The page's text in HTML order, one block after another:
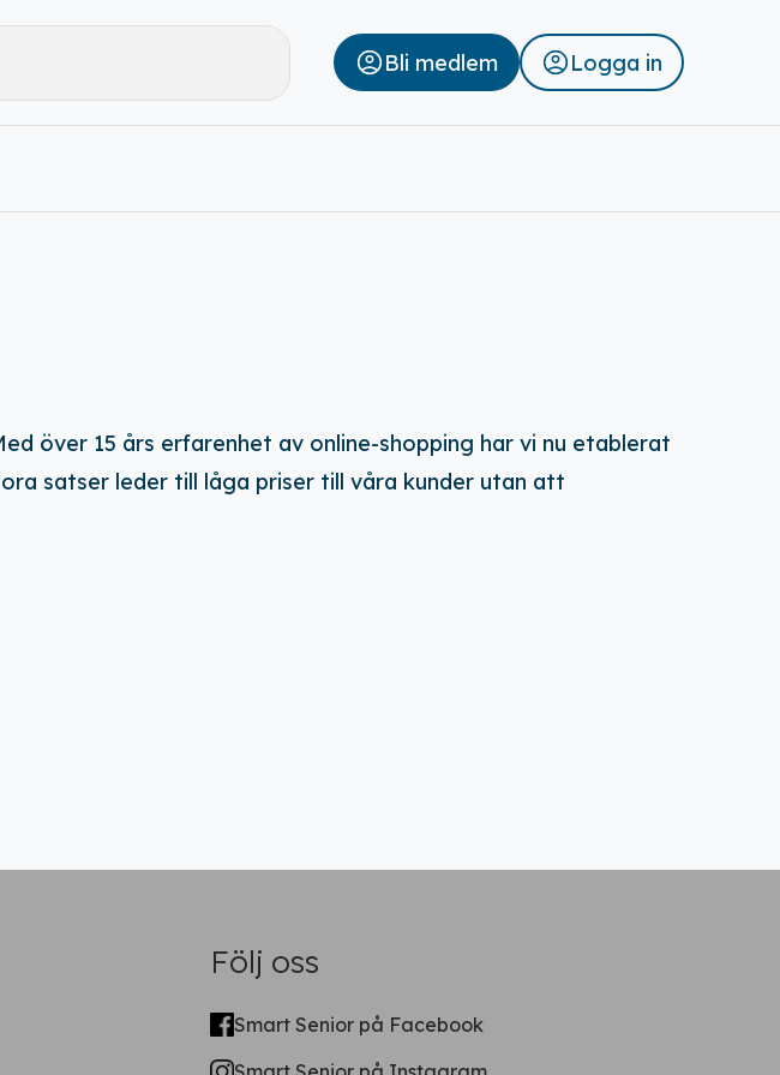
Bli medlem Logga in
över 15 års erfarenhet av online-shopping har vi nu etablerat
satser leder till låga priser till våra kunder utan att
Följ oss
Smart Senior på Facebook